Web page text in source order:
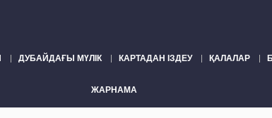
ДУБАЙДАҒЫ МҮЛІК КАРТАДАН ІЗДЕУ ҚАЛАЛАР
ЖАРНАМА